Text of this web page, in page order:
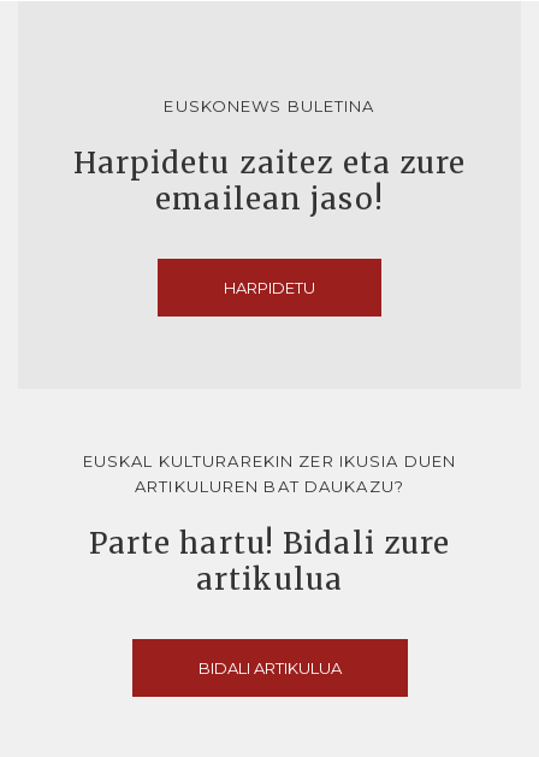
EUSKONEWS BULETINA
Harpidetu zaitez eta zure
emailean jaso!
HARPIDETU
EUSKAL KULTURAREKIN ZER IKUSIA DUEN
ARTIKULUREN BAT DAUKAZU?
Parte hartu! Bidali zure
artikulua
BIDALI ARTIKULUA